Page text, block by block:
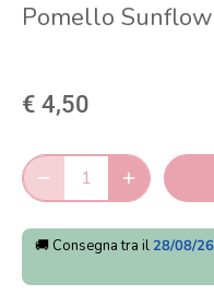
Pomello
€ 4,50
🚚 Consegna tra il 28/08/26